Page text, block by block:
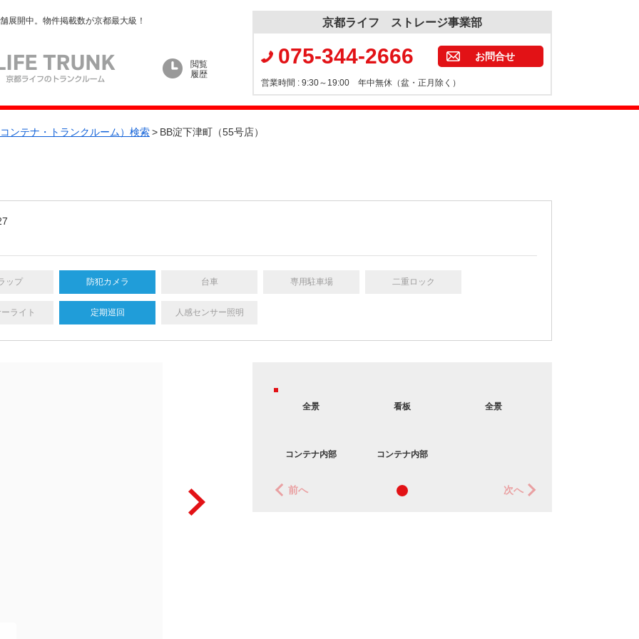
展開中。物件掲載数が京都最大級！
閲覧
履歴
京都ライフ ストレージ事業部
075-344-2666 お問合せ
営業時間 : 9:30～19:00 年中無休（盆・正月除く）
ンテナ・トランクルーム）検索> BB淀下津町（55号店）
ップ 防犯カメラ 台車 専用駐車場 二重ロック
ライト 定期巡回 人感センサー照明
全景 看板 全景
コンテナ内部 コンテナ内部
前へ 次へ